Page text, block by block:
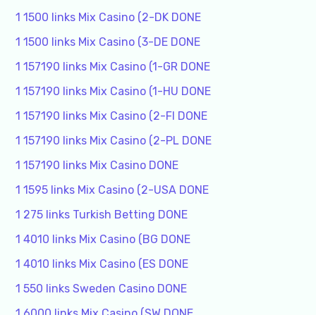
1 1500 links Mix Casino (2-DK DONE
1 1500 links Mix Casino (3-DE DONE
1 157190 links Mix Casino (1-GR DONE
1 157190 links Mix Casino (1-HU DONE
1 157190 links Mix Casino (2-FI DONE
1 157190 links Mix Casino (2-PL DONE
1 157190 links Mix Casino DONE
1 1595 links Mix Casino (2-USA DONE
1 275 links Turkish Betting DONE
1 4010 links Mix Casino (BG DONE
1 4010 links Mix Casino (ES DONE
1 550 links Sweden Casino DONE